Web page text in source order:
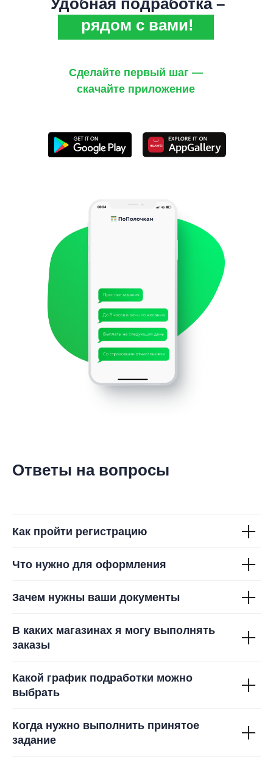
Удобная подработка –
рядом с вами!
Сделайте первый шаг —
скачайте приложение
Ответы на вопросы
Как пройти регистрацию
Что нужно для оформления
Зачем нужны ваши документы
В каких магазинах я могу выполнять
заказы
Какой график подработки можно
выбрать
Когда нужно выполнить принятое
задание